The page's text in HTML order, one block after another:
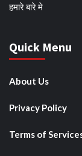
हमारे बारे मे
Quick Menu
About Us
Privacy Policy
Terms of